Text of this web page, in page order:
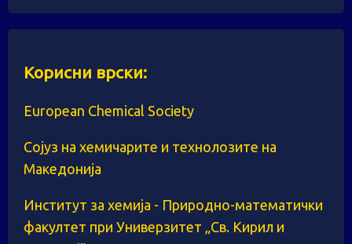
Корисни врски:
European Chemical Society
Сојуз на хемичарите и технолозите на
Македонија
Институт за хемија - Природно-математички
факултет при Универзитет „Св. Кирил и